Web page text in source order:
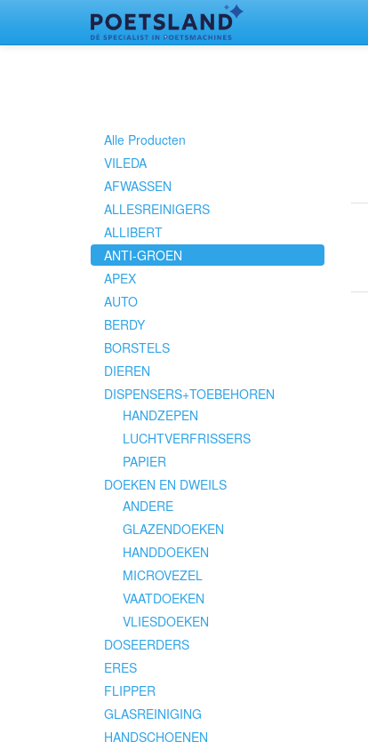
Alle Producten
VILEDA
AFWASSEN
ALLESREINIGERS
ALLIBERT
ANTI-GROEN
APEX
AUTO
BERDY
BORSTELS
DIEREN
DISPENSERS+TOEBEHOREN
HANDZEPEN
LUCHTVERFRISSERS
PAPIER
DOEKEN EN DWEILS
ANDERE
GLAZENDOEKEN
HANDDOEKEN
MICROVEZEL
VAATDOEKEN
VLIESDOEKEN
DOSEERDERS
ERES
FLIPPER
GLASREINIGING
HANDSCHOENEN